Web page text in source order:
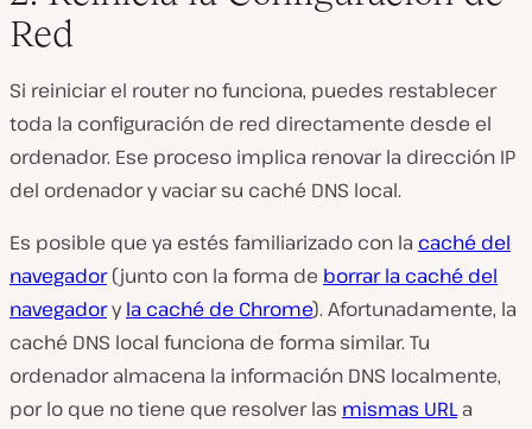
Red
Si reiniciar el router no funciona, puedes restablecer
toda la configuración de red directamente desde el
ordenador. Ese proceso implica renovar la dirección IP
del ordenador y vaciar su caché DNS local.
Es posible que ya estés familiarizado con la caché del
navegador(junto con la forma de borrar la caché del
navegadoryla caché de Chrome). Afortunadamente, la
caché DNS local funciona de forma similar. Tu
ordenador almacena la información DNS localmente,
por lo que no tiene que resolver las mismas URLa